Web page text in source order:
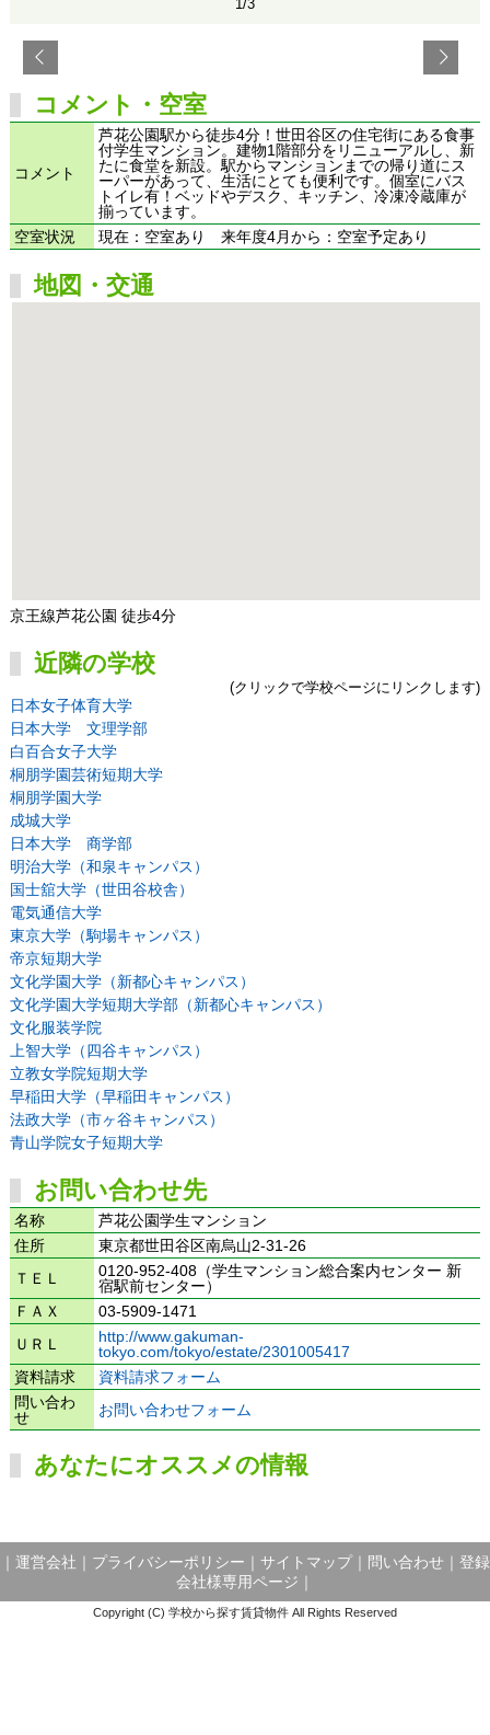
1/3
コメント・空室
コメント
芦花公園駅から徒歩4分！世田谷区の住宅街にある食事
付学生マンション。建物1階部分をリニューアルし、新
たに食堂を新設。駅からマンションまでの帰り道にス
ーパーがあって、生活にとても便利です。個室にバス
トイレ有！ベッドやデスク、キッチン、冷凍冷蔵庫が
揃っています。
空室状況
現在：空室あり 来年度4月から：空室予定あり
地図・交通
京王線芦花公園 徒歩4分
近隣の学校
(クリックで学校ページにリンクします)
日本女子体育大学
日本大学 文理学部
白百合女子大学
桐朋学園芸術短期大学
桐朋学園大学
成城大学
日本大学 商学部
明治大学（和泉キャンパス）
国士舘大学（世田谷校舎）
電気通信大学
東京大学（駒場キャンパス）
帝京短期大学
文化学園大学（新都心キャンパス）
文化学園大学短期大学部（新都心キャンパス）
文化服装学院
上智大学（四谷キャンパス）
立教女学院短期大学
早稲田大学（早稲田キャンパス）
法政大学（市ヶ谷キャンパス）
青山学院女子短期大学
お問い合わせ先
名称
芦花公園学生マンション
住所
東京都世田谷区南烏山2-31-26
ＴＥＬ
0120-952-408（学生マンション総合案内センター 新
宿駅前センター）
ＦＡＸ
03-5909-1471
ＵＲＬ
http://www.gakuman-
tokyo.com/tokyo/estate/2301005417
資料請求
資料請求フォーム
問い合わ
せ
お問い合わせフォーム
あなたにオススメの情報
運営会社 プライバシーポリシー サイトマップ｜ 問い合わせ
登録
会社様専用ページ
Copyright (C) 学校から探す賃貸物件 All Rights Reserved